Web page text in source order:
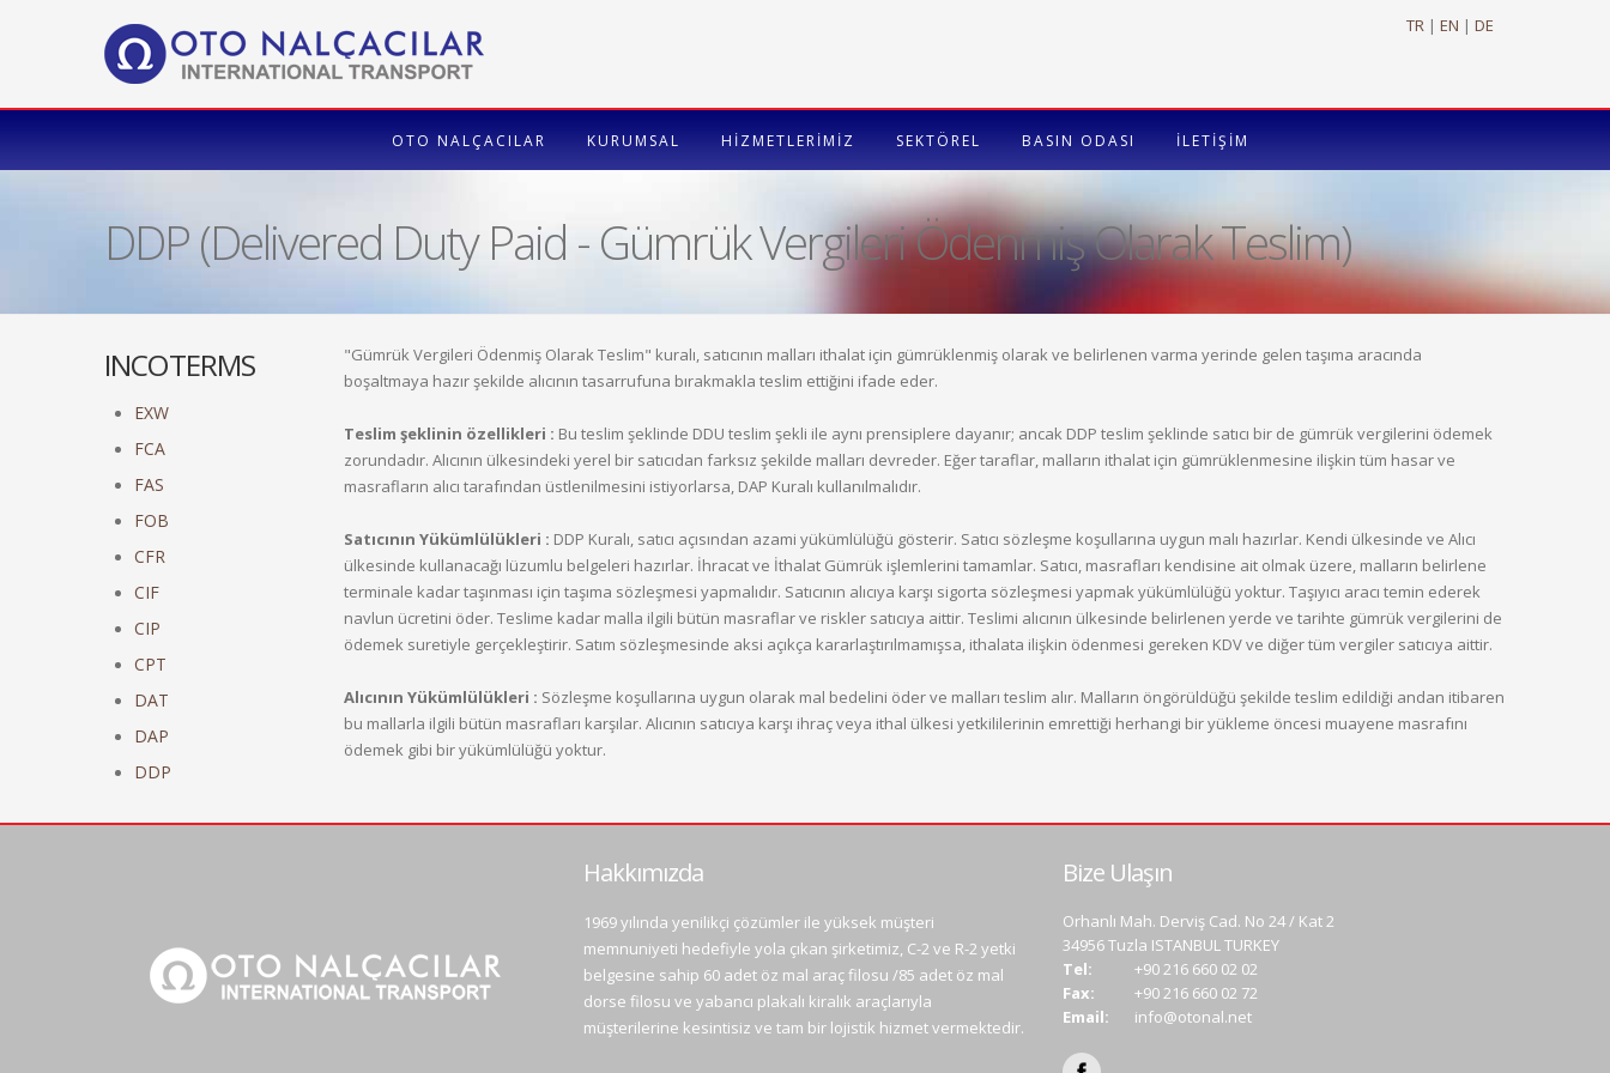
TR | EN | DE
OTO NALÇACILAR KURUMSAL HİZMETLERİMİZ SEKTÖREL BASIN ODASI İLETİŞİM
DDP (Delivered Duty Paid - Gümrük Vergileri Ödenmiş Olarak Teslim)
INCOTERMS
EXW
FCA
FAS
FOB
CFR
CIF
CIP
CPT
DAT
DAP
DDP
"Gümrük Vergileri Ödenmiş Olarak Teslim" kuralı, satıcının malları ithalat için gümrüklenmiş olarak ve belirlenen varma yerinde gelen taşıma aracında
boşaltmaya hazır şekilde alıcının tasarrufuna bırakmakla teslim ettiğini ifade eder.
Teslim şeklinin özellikleri : Bu teslim şeklinde DDU teslim şekli ile aynı prensiplere dayanır; ancak DDP teslim şeklinde satıcı bir de gümrük vergilerini ödemek
zorundadır. Alıcının ülkesindeki yerel bir satıcıdan farksız şekilde malları devreder. Eğer taraflar, malların ithalat için gümrüklenmesine ilişkin tüm hasar ve
masrafların alıcı tarafından üstlenilmesini istiyorlarsa, DAP Kuralı kullanılmalıdır.
Satıcının Yükümlülükleri : DDP Kuralı, satıcı açısından azami yükümlülüğü gösterir. Satıcı sözleşme koşullarına uygun malı hazırlar. Kendi ülkesinde ve Alıcı
ülkesinde kullanacağı lüzumlu belgeleri hazırlar. İhracat ve İthalat Gümrük işlemlerini tamamlar. Satıcı, masrafları kendisine ait olmak üzere, malların belirlene
terminale kadar taşınması için taşıma sözleşmesi yapmalıdır. Satıcının alıcıya karşı sigorta sözleşmesi yapmak yükümlülüğü yoktur. Taşıyıcı aracı temin ederek
navlun ücretini öder. Teslime kadar malla ilgili bütün masraflar ve riskler satıcıya aittir. Teslimi alıcının ülkesinde belirlenen yerde ve tarihte gümrük vergilerini de
ödemek suretiyle gerçekleştirir. Satım sözleşmesinde aksi açıkça kararlaştırılmamışsa, ithalata ilişkin ödenmesi gereken KDV ve diğer tüm vergiler satıcıya aittir.
Alıcının Yükümlülükleri : Sözleşme koşullarına uygun olarak mal bedelini öder ve malları teslim alır. Malların öngörüldüğü şekilde teslim edildiği andan itibaren
bu mallarla ilgili bütün masrafları karşılar. Alıcının satıcıya karşı ihraç veya ithal ülkesi yetkililerinin emrettiği herhangi bir yükleme öncesi muayene masrafını
ödemek gibi bir yükümlülüğü yoktur.
Hakkımızda
1969 yılında yenilikçi çözümler ile yüksek müşteri
memnuniyeti hedefiyle yola çıkan şirketimiz, C-2 ve R-2 yetki
belgesine sahip 60 adet öz mal araç filosu /85 adet öz mal
dorse filosu ve yabancı plakalı kiralık araçlarıyla
müşterilerine kesintisiz ve tam bir lojistik hizmet vermektedir.
Bize Ulaşın
Orhanlı Mah. Derviş Cad. No 24 / Kat 2
34956 Tuzla ISTANBUL TURKEY
Tel:
+90 216 660 02 02
Fax:
+90 216 660 02 72
Email:
info@otonal.net